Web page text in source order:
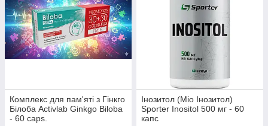
Комплекс для пам'яті з Гінкго
Білоба Activlab Ginkgo Biloba
- 60 caps.
Інозитол (Міо Інозитол)
Sporter Inositol 500 мг - 60
капс